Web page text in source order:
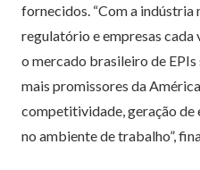
fornecidos. “Com a indústria
regulatório e empresas cada
o mercado brasileiro de
mais promissores da
competitividade, geração de
no ambiente de trabalho”,